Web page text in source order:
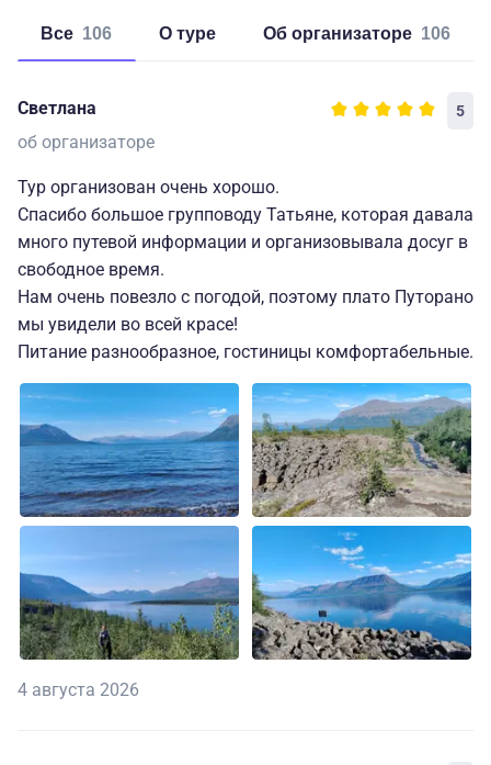
Все 106 о туре об организаторе 106
Светлана 5
об организаторе
Тур организован очень хорошо.
Спасибо большое групповоду Татьяне, которая давала
много путевой информации и организовывала досуг в
свободное время.
Нам очень повезло с погодой, поэтому плато Путорано
мы увидели во всей красе!
Питание разнообразное, гостиницы комфортабельные.
4 августа 2026